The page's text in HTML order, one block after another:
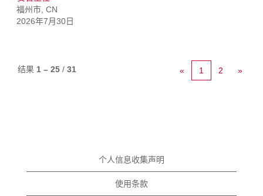
福州市, CN
2026年7月30日
结果 1 – 25 / 31 « 1 2 »
个人信息收集声明
使用条款